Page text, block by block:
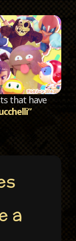
that have
a